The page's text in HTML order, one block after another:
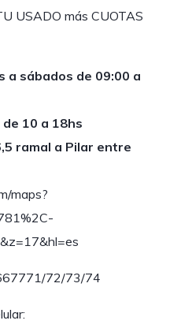
USADO más CUOTAS
a sábados de 09:00 a
10 a 18hs
ramal a Pilar entre
maps?
72/73/74